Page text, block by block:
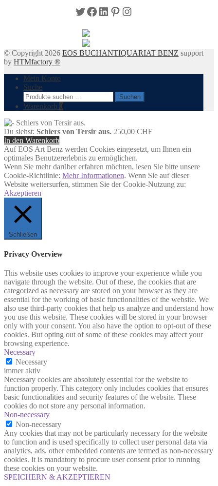
Twitter
Facebook
LinkedIn
Pinterest
Instagram
© Copyright 2026 EOS BUCHANTIQUARIAT BENZ support
by HTMfactory ®
Mein Konto
Suche
Suchen
nach:
Suchen
Warenkorb 0
Du siehst: Schiers von Tersir aus. 250,00 CHF
In den Warenkorb
Auf EOS Art Benz werden Cookies eingesetzt, um Ihnen ein
optimales Benutzererlebnis zu ermöglichen.
Wenn Sie mehr darüber erfahren möchten, lesen Sie bitte unsere
Cookie-Richtlinie: Mehr Informationen. Wenn Sie auf dieser
Website weitersurfen, stimmen Sie der Cookie-Nutzung zu:
Akzeptieren
Schließen
Privacy Overview
This website uses cookies to improve your experience while you
navigate through the website. Out of these, the cookies that are
categorized as necessary are stored on your browser as they are
essential for the working of basic functionalities of the website. We
also use third-party cookies that help us analyze and understand how
you use this website. These cookies will be stored in your browser
only with your consent. You also have the option to opt-out of these
cookies. But opting out of some of these cookies may affect your
browsing experience.
Necessary
Necessary
immer aktiv
Necessary cookies are absolutely essential for the website to
function properly. This category only includes cookies that ensures
basic functionalities and security features of the website. These
cookies do not store any personal information.
Non-necessary
Non-necessary
Any cookies that may not be particularly necessary for the website
to function and is used specifically to collect user personal data via
analytics, ads, other embedded contents are termed as non-necessary
cookies. It is mandatory to procure user consent prior to running
these cookies on your website.
SPEICHERN & AKZEPTIEREN